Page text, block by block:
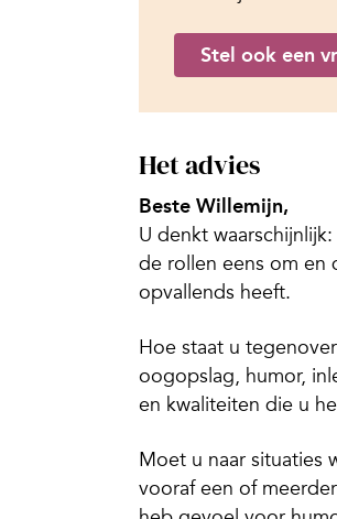
Stel ook een
Het advies
Beste Willemijn,
U denkt
de rollen eens om en
opvallends heeft.
Hoe staat u
oogopslag, humor,
en kwaliteiten die u
Moet u naar situaties
vooraf een of